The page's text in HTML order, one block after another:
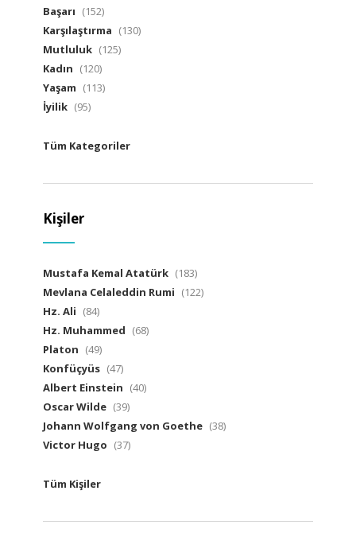
Başarı (152)
Karşılaştırma (130)
Mutluluk (125)
Kadın (120)
Yaşam (113)
İyilik (95)
Tüm Kategoriler
Kişiler
Mustafa Kemal Atatürk (183)
Mevlana Celaleddin Rumi (122)
Hz. Ali (84)
Hz. Muhammed (68)
Platon (49)
Konfüçyüs (47)
Albert Einstein (40)
Oscar Wilde (39)
Johann Wolfgang von Goethe (38)
Victor Hugo (37)
Tüm Kişiler